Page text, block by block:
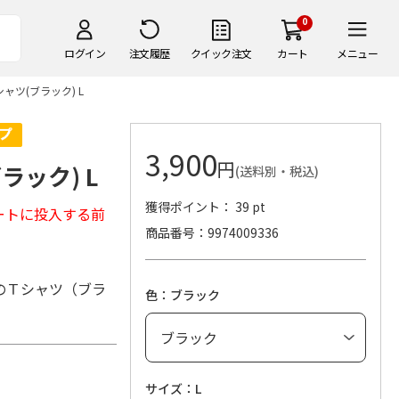
ログイン 注文履歴 クイック注文
0
カート メニュー
ャツ(ブラック) L
ック) L
に投入する前
シャツ（ブラ
3,900円(送料別・税込)
獲得ポイント： 39 pt
商品番号
9974009336
色：ブラック
サイズ：L